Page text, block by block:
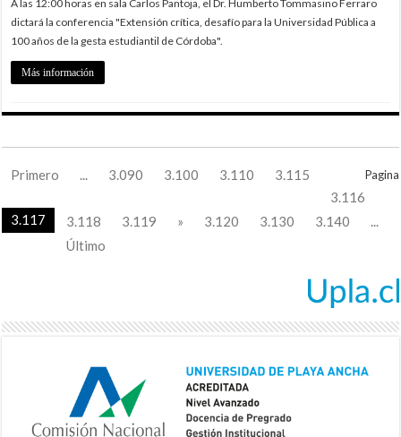
A las 12:00 horas en sala Carlos Pantoja, el Dr. Humberto Tommasino Ferraro
dictará la conferencia "Extensión crítica, desafío para la Universidad Pública a
100 años de la gesta estudiantil de Córdoba".
Más información
Pagina
Primero ... 3.090 3.100 3.110
3.115
3.116
3.117
3.118 3.119 » 3.120 3.130 3.140
...
Último